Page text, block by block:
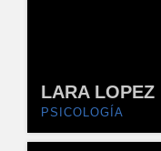
LARA LOPEZ
PSICOLOGÍA